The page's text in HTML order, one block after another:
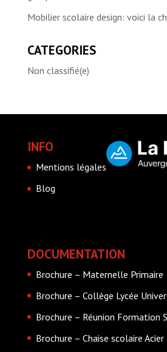
Mobilier scolaire design: voici la
CATEGORIES
Non classifié(e)
INFO
Mentions légales
Blog
DOCUMENTATION
Brochure – Maternelle Primaire
Brochure – Collège Lycée
Brochure – Réunion Formation
Brochure – Chaise scolaire Acier